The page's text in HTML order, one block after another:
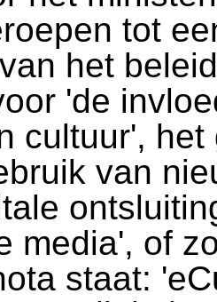
tot
het
'de
cultuur', het
van
media', of
staat: